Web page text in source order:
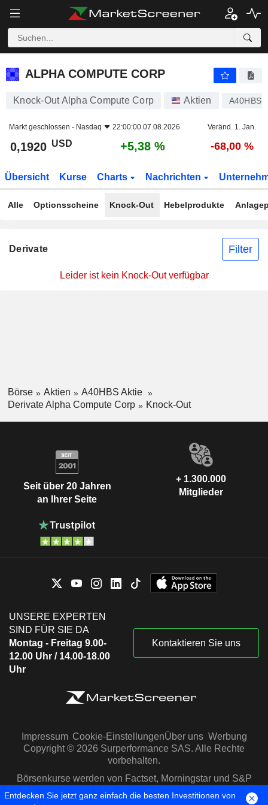
ALPHA COMPUTE CORP
ALPHA COMPUTE CORP
Knock-Out Alpha Compute Corp Aktien A40HBS
Markt geschlossen - Nasdaq 22:00:00 07.08.2026 Veränd. 1. Jan.
0,1920 USD +5,38 % -68,00 %
Übersicht Kurse Charts Nachrichten
Alle Optionsscheine Knock-Out Hebelprodukte
Derivate Filter
Leider ist kein Knock-Out verfügbar
Börse Aktien
A40HBS Aktie
Derivate Alpha Compute Corp
Knock-Out
Seit über 20 Jahren
an Ihrer Seite
+ 1.300.000
Mitglieder
UNSERE EXPERTEN
SIND FÜR SIE DA
Montag - Freitag 9.00-
12.00 Uhr / 14.00-18.00
Uhr
Kontaktieren Sie uns
Impressum Cookie-EinstellungenÜber uns Werbung
Copyright © 2026 Surperformance SAS. Alle Rechte
vorbehalten.
Börsenkurse werden von Factset, Morningstar und S&P
Capital IQ zur Verfügung gestellt
Entdecken Sie jetzt ganz einfach die besten Investitionen von